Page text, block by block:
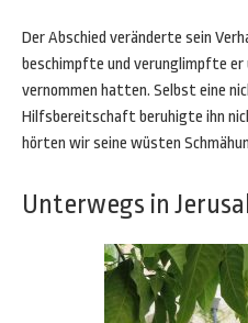
Der Abschied veränderte sein
beschimpfte und verunglimpfte er
vernommen hatten. Selbst eine
Hilfsbereitschaft beruhigte ihn
hörten wir seine wüsten
Unterwegs in